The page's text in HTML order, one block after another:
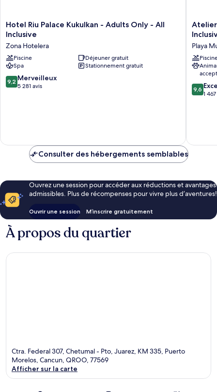
Hotel
Riu
Kukulkan
-
Adults
Only
-
Hotel Riu Palace Kukulkan - Adults Only - All
Inclusive
Zona Hotelera
Piscine
Déjeuner gratuit
Spa
Stationnement gratuit
9.2
sur
9,2 Merveilleux
5 281 avis
Atelier
Playa
-
Adults
Only
All
Inclusive
Playa
9.6
sur
9,6
1
Consulter des hébergements semblables
Ouvrez une session pour accéder aux réductions et avantages
admissibles. Plus de récompenses pour vivre plus d’aventures!
Ouvrir une session M’inscrire gratuitement
À propos du quartier
Ctra. Federal 307, Chetumal - Pto, Juarez, KM 335, Puerto
Morelos, Cancun, QROO, 77569
Afficher sur la carte